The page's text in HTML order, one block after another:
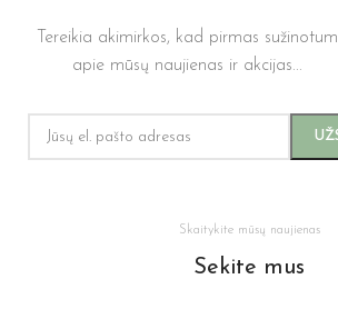
Tereikia akimirkos, kad pirmas sužinotum
apie mūsų naujienas ir akcijas...
Skaitykite mūsų naujienas
Sekite mus